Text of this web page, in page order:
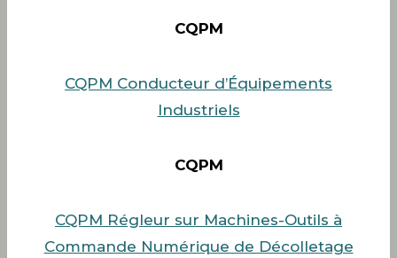
CQPM
CQPM Conducteur d’Équipements
Industriels
CQPM
CQPM Régleur sur Machines-Outils à
Commande Numérique de Décolletage